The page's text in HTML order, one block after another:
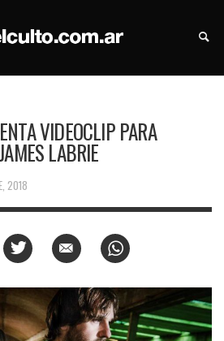
VIDEOCLIP PARA
LABRIE
2018